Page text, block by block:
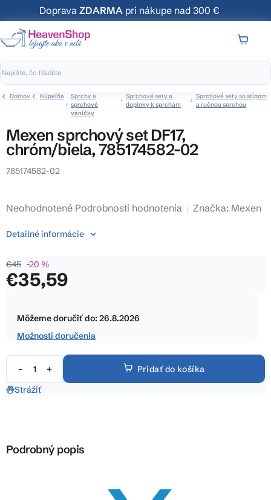
na
obsah
Doprava ZDARMA pri nákupe nad 300 €
KOŠÍK
Domov Kúpeľňa
Sprchy a
sprchové
vaničky
Sprchové sety a
doplnky k sprchám
Sprchové sety so stĺpom
a ručnou sprchou
Mexen sprchový set DF17,
chróm/biela, 785174582-02
785174582-02
Priemerné
produktu
0,0
z
Neohodnotené Podrobnosti hodnotenia Značka: Mexen
€45 –20 %
€35,59
cena:
Môžeme doručiť do:26.8.2026
Možnosti doručenia
Pridať do košíka
Detailné informácie
Strážiť
Podrobný popis